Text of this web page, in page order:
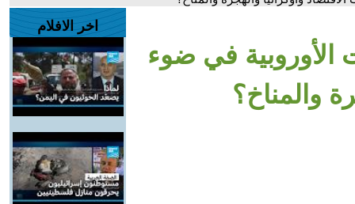
الأوروبية في ضوء
والمناخ؟
اخر الافلام